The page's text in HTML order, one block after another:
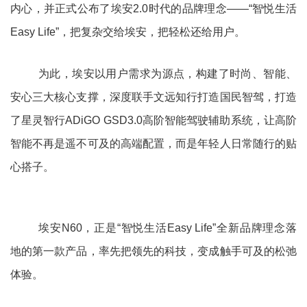
内心，并正式公布了埃安2.0时代的品牌理念——“智悦生活
Easy Life”，把复杂交给埃安，把轻松还给用户。
为此，埃安以用户需求为源点，构建了时尚、智能、
安心三大核心支撑，深度联手文远知行打造国民智驾，打造
了星灵智行ADiGO GSD3.0高阶智能驾驶辅助系统，让高阶
智能不再是遥不可及的高端配置，而是年轻人日常随行的贴
心搭子。
埃安N60，正是“智悦生活Easy Life”全新品牌理念落
地的第一款产品，率先把领先的科技，变成触手可及的松弛
体验。